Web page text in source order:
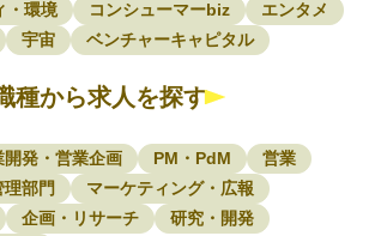
・環境
コンシューマーbiz
エンタメ
宇宙 ベンチャーキャピタル
種から求人を探す
開発・営業企画 PM・PdM
営業
理部門
マーケティング・広報
企画・リサーチ
研究・開発